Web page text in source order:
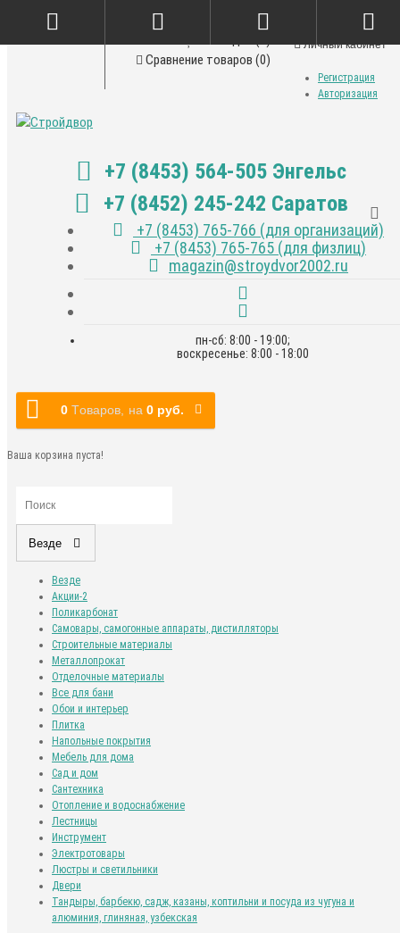
Личный кабинет
Регистрация
Авторизация
Сравнение товаров (0)
+7 (8453) 564-505 Энгельс
+7 (8452) 245-242 Саратов
+7 (8453) 765-766 (для организаций)
+7 (8453) 765-765 (для физлиц)
magazin@stroydvor2002.ru
пн-сб: 8:00 - 19:00;
воскресенье: 8:00 - 18:00
0 Tоваров, на 0 руб.
Ваша корзина пуста!
Везде
Везде
Акции-2
Поликарбонат
Самовары, самогонные аппараты, дистилляторы
Строительные материалы
Металлопрокат
Отделочные материалы
Все для бани
Обои и интерьер
Плитка
Напольные покрытия
Мебель для дома
Сад и дом
Сантехника
Отопление и водоснабжение
Лестницы
Инструмент
Электротовары
Люстры и светильники
Двери
Тандыры, барбекю, садж, казаны, коптильни и посуда из чугуна и
алюминия, глиняная, узбекская